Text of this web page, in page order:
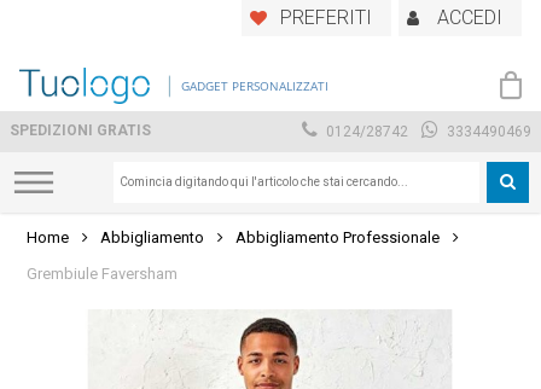
main
PREFERITI ACCEDI
GADGET PERSONALIZZATI
SPEDIZIONI GRATIS 0124/28742 3334490469
Home Abbigliamento
Abbigliamento Professionale
Grembiule Faversham